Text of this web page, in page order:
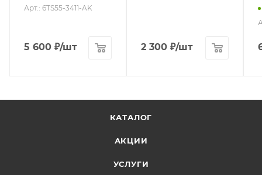
Арт.: 6TS55-3411-AK
5 600 ₽/шт 2 300 ₽/шт
КАТАЛОГ
АКЦИИ
УСЛУГИ